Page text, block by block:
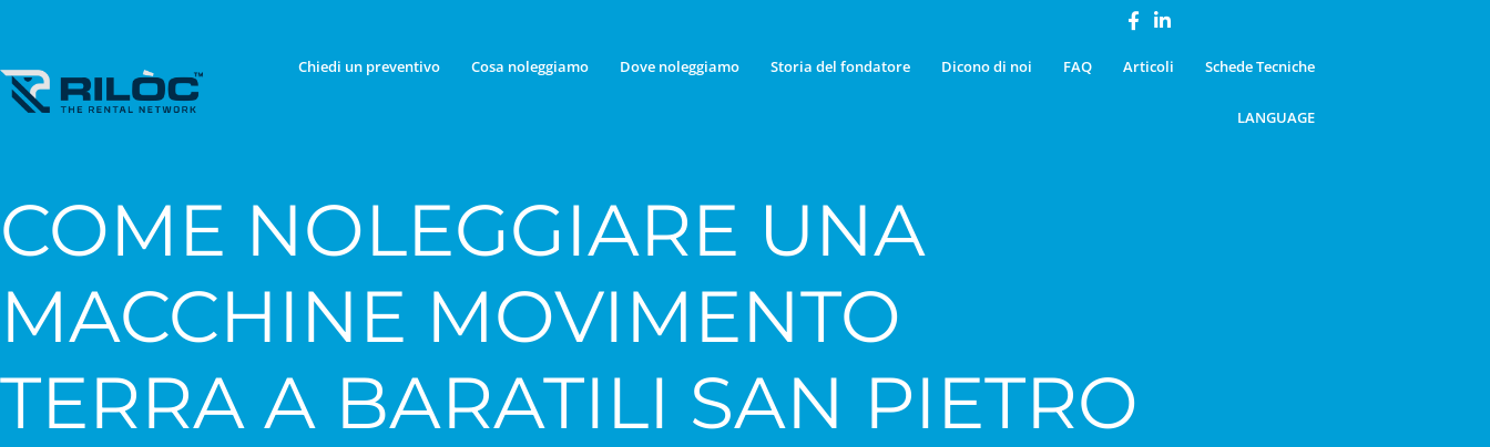
Chiedi un preventivo Cosa noleggiamo Dove noleggiamo Storia del fondatore Dicono di noi FAQ Articoli Schede Tecniche
LANGUAGE
COME NOLEGGIARE UNA
MACCHINE MOVIMENTO
TERRA A BARATILI SAN PIETRO